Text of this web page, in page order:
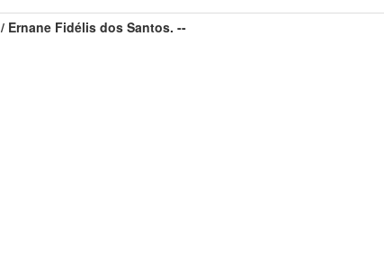
/ Ernane Fidélis dos Santos. --